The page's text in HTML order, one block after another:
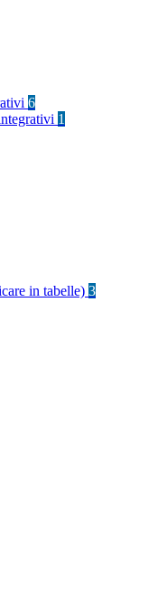
6
1
in tabelle) 3